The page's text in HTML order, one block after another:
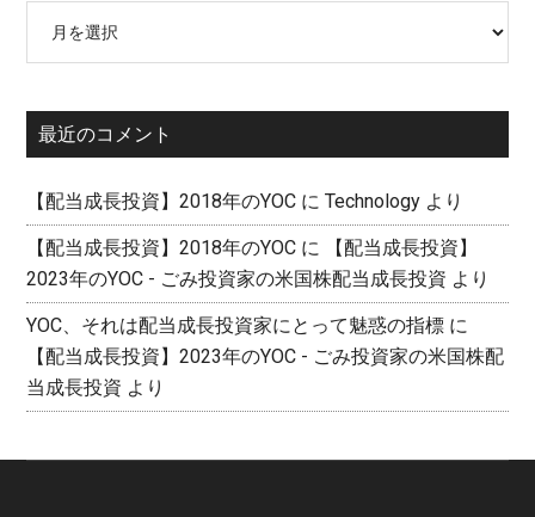
イ
ブ最近のコメント
【配当成長投資】2018年のYOC にTechnology より
【配当成長投資】2018年のYOC に
【配当成長投資】
2023年のYOC - ごみ投資家の米国株配当成長投資 より
YOC、それは配当成長投資家にとって魅惑の指標 に
【配当成長投資】2023年のYOC - ごみ投資家の米国株配
当成長投資 より